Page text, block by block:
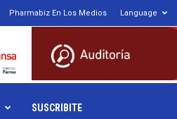
Pharmabiz En Los Medios Language
SUSCRIBITE